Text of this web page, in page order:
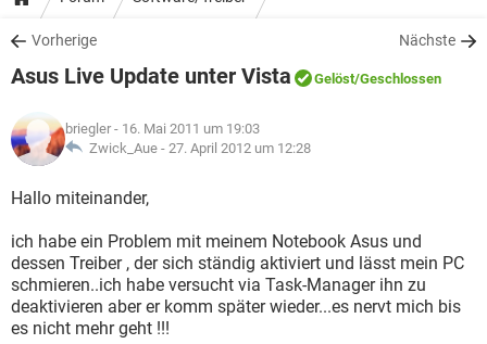
ANDROID IOS
WINDOWS 10
WHATSAPP TIKTOK
SPIELE
WHATSAPP
FACEBOOK
DOWNLOADS
SPIELE STREAMING
WINDOWS 10 INSTAGRAM
WHATSAPP
SPIELE
ANDROID
WINDOWS 10
WHATSAPP TIKTOK
FACEBOOK HARDWARE
LEXIKON
SPIELE
WINDOWS 10 INSTAGRAM
WHATSAPP TIKTOK
FACEBOOK
Vorherige Nächste
Asus Live Update unter Vista Gelöst/Geschlossen
briegler - 16. Mai 2011 um 19:03
Zwick_Aue - 27. April 2012 um 12:28
Hallo miteinander,
ich habe ein Problem mit meinem Notebook Asus und
dessen Treiber , der sich ständig aktiviert und lässt mein PC
schmieren..ich habe versucht via Task-Manager ihn zu
deaktivieren aber er komm später wieder...es nervt mich bis
es nicht mehr geht !!!